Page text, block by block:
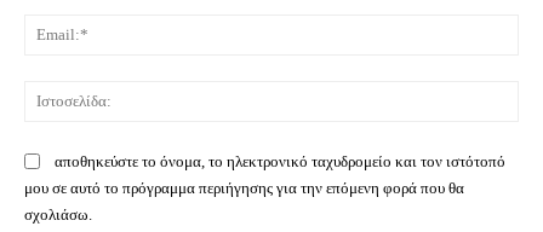
αποθηκεύστε το όνομα, το ηλεκτρονικό ταχυδρομείο και τον ιστότοπό
μου σε αυτό το πρόγραμμα περιήγησης για την επόμενη φορά που θα
σχολιάσω.